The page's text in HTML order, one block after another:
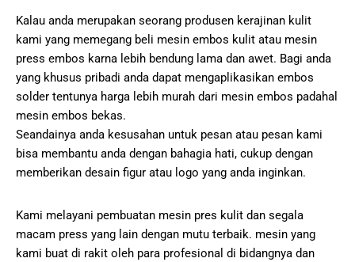
Kalau anda merupakan seorang produsen kerajinan kulit
kami yang memegang beli mesin embos kulit atau mesin
press embos karna lebih bendung lama dan awet. Bagi anda
yang khusus pribadi anda dapat mengaplikasikan embos
solder tentunya harga lebih murah dari mesin embos padahal
mesin embos bekas.
Seandainya anda kesusahan untuk pesan atau pesan kami
bisa membantu anda dengan bahagia hati, cukup dengan
memberikan desain figur atau logo yang anda inginkan.
Kami melayani pembuatan mesin pres kulit dan segala
macam press yang lain dengan mutu terbaik. mesin yang
kami buat di rakit oleh para profesional di bidangnya dan